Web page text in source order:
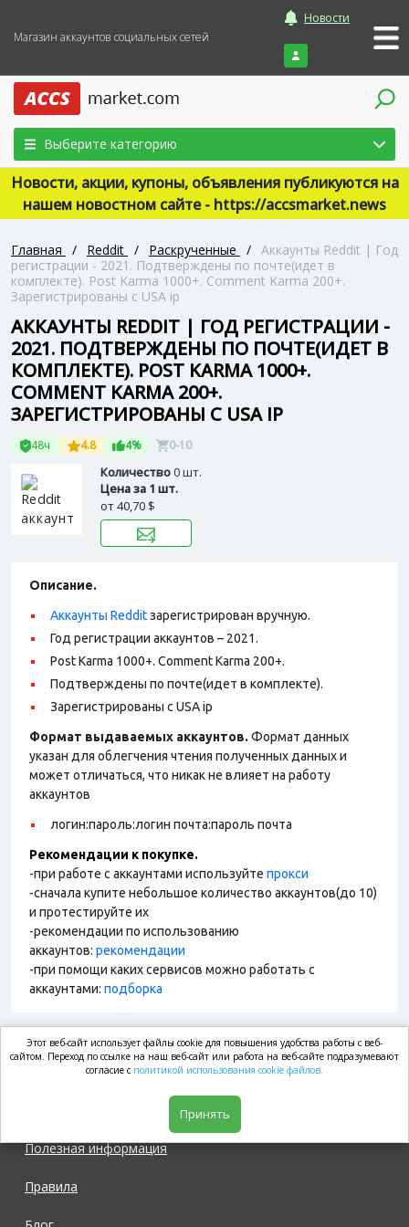
Магазин аккаунтов социальных сетей
Новости
Войти
Выберите категорию
Новости, акции, купоны, объявления публикуются на
нашем новостном сайте - https://accsmarket.news
Главная / Reddit / Раскрученные / Аккаунты Reddit | Год
регистрации - 2021. Подтверждены по почте(идет в
комплекте). Post Karma 1000+. Comment Karma 200+.
Зарегистрированы с USA ip
АККАУНТЫ REDDIT | ГОД РЕГИСТРАЦИИ -
2021. ПОДТВЕРЖДЕНЫ ПО ПОЧТЕ(ИДЕТ В
КОМПЛЕКТЕ). POST KARMA 1000+.
COMMENT KARMA 200+.
ЗАРЕГИСТРИРОВАНЫ С USA IP
48ч 4.8 4% 0-10
Количество0 шт.
Цена за 1 шт.
от40,70 $
Описание.
Аккаунты Redditзарегистрирован вручную.
Год регистрации аккаунтов – 2021.
Post Karma 1000+. Comment Karma 200+.
Подтверждены по почте(идет в комплекте).
Зарегистрированы с USA ip
Формат выдаваемых аккаунтов. Формат данных
указан для облегчения чтения полученных данных и
может отличаться, что никак не влияет на работу
аккаунтов
логин:пароль:логин почта:пароль почта
Рекомендации к покупке.
-при работе с аккаунтами используйте прокси
-сначала купите небольшое количество аккаунтов(до 10)
и протестируйте их
-рекомендации по использованию
аккаунтов: рекомендации
-при помощи каких сервисов можно работать с
аккаунтами: подборка
market.com
Полезная информация
Правила
Этот веб-сайт использует файлы cookie для повышения удобства работы с веб-
сайтом. Переход по ссылке на наш веб-сайт или работа на веб-сайте подразумевают
согласие с политикой использования cookie файлов.
Принять